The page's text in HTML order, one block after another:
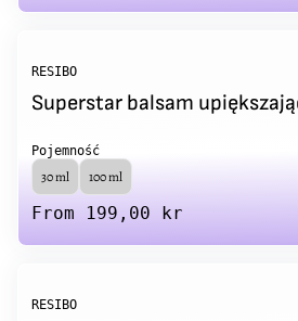
RESIBO
Superstar balsam
Pojemność
30 ml 100 ml
Regular price
From 199,00 kr
RESIBO